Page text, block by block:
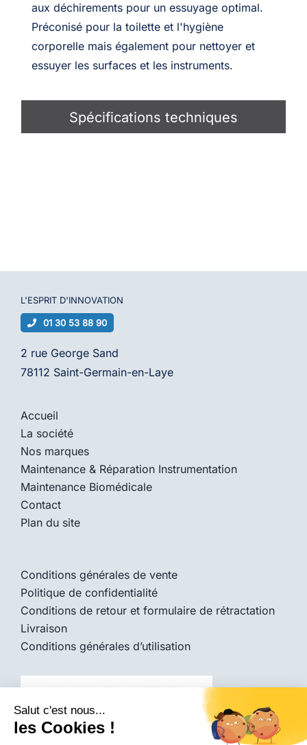
aux déchirements pour un essuyage optimal.
Préconisé pour la toilette et l'hygiène
corporelle mais également pour nettoyer et
essuyer les surfaces et les instruments.
Spécifications techniques
L'ESPRIT D'INNOVATION
01 30 53 88 90
2 rue George Sand
78112 Saint-Germain-en-Laye
Accueil
La société
Nos marques
Maintenance & Réparation Instrumentation
Maintenance Biomédicale
Contact
Plan du site
Conditions générales de vente
Politique de confidentialité
Conditions de retour et formulaire de rétractation
Livraison
Conditions générales d’utilisation